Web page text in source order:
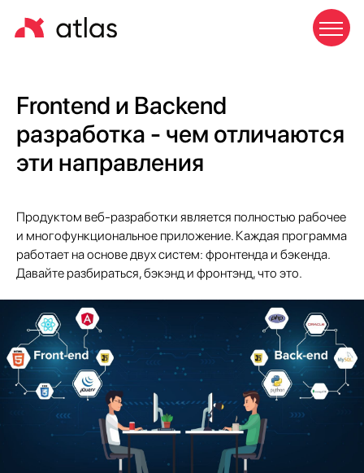
Frontend и Backend
разработка - чем отличаются
эти направления
Продуктом веб-разработки является полностью рабочее
и многофункциональное приложение. Каждая программа
работает на основе двух систем: фронтенда и бэкенда.
Давайте разбираться, бэкэнд и фронтэнд, что это.